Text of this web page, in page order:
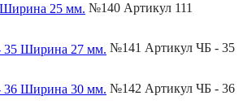
№140 Артикул 111
№141 Артикул ЧБ - 35
№142 Артикул ЧБ - 36